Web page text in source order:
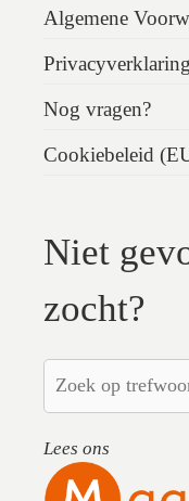
Algemene
Nog vragen?
Cookiebeleid
Niet
zocht?
Lees ons